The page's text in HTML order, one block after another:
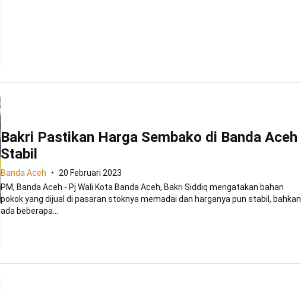
Bakri Pastikan Harga Sembako di Banda Aceh
Stabil
Banda Aceh
20 Februari 2023
PM, Banda Aceh - Pj Wali Kota Banda Aceh, Bakri Siddiq mengatakan bahan
pokok yang dijual di pasaran stoknya memadai dan harganya pun stabil, bahkan
ada beberapa...